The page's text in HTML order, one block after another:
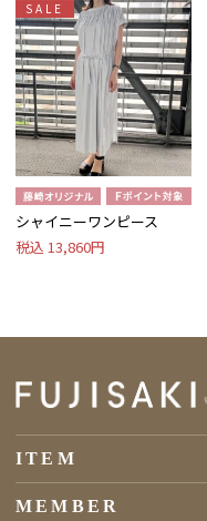
SALE
シャイニーワンピース
税込 13,860円
ITEM
MEMBER